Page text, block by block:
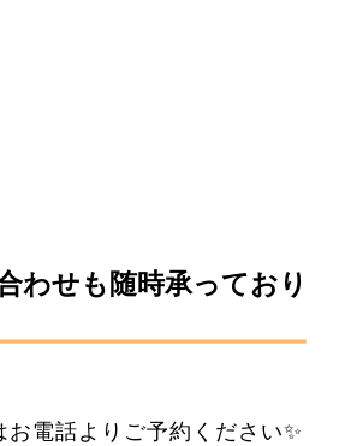
わせも随時承っており
お電話よりご予約ください✨